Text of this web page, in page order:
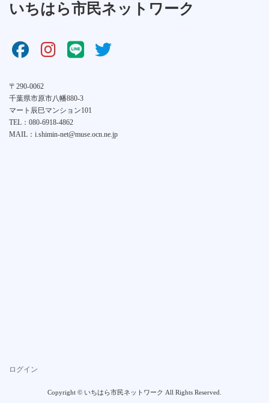
いちはら市民ネットワーク
〒290-0062
千葉県市原市八幡880-3
マート辰巳マンション101
TEL：080-6918-4862
MAIL：i.shimin-net@muse.ocn.ne.jp
ログイン
Copyright © いちはら市民ネットワーク All Rights Reserved.